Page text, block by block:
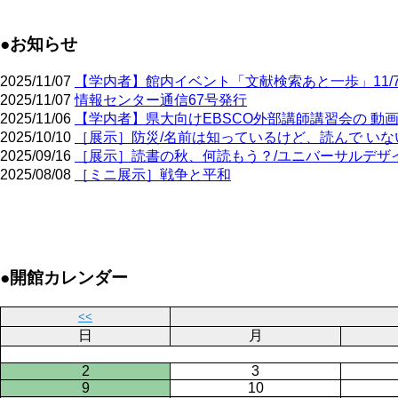
●お知らせ
2025/11/07
【学内者】館内イベント「文献検索あと一歩」
2025/11/07 情報センター通信67号発行
2025/11/06
【学内者】県大向けEBSCO外部講師講習会の 動
2025/10/10
［展示］防災/名前は知っているけど、読んで い
2025/09/16
［展示］読書の秋、何読もう？/ユニバーサルデ
2025/08/08
［ミニ展示］戦争と平和
送
●開館カレンダー
<<
日 月
2
3
9
10